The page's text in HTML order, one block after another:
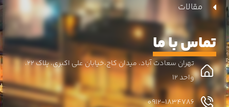
مقالات
تماس با ما
تهران سعادت آباد، میدان کاج،خیابان علی اکبری، پلاک 22،
واحد 12
0912-1834786